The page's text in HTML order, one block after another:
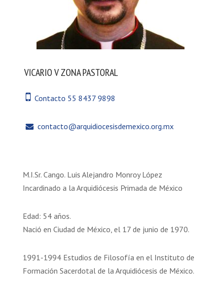
VICARIO V ZONA PASTORAL
Contacto 55 8437 9898
contacto@arquidiocesisdemexico.org.mx
M.I.Sr. Cango. Luis Alejandro Monroy López
Incardinado a la Arquidiócesis Primada de México
Edad: 54 años.
Nació en Ciudad de México, el 17 de junio de 1970.
1991-1994 Estudios de Filosofía en el Instituto de
Formación Sacerdotal de la Arquidiócesis de México.